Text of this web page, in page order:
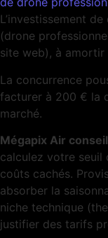
L’investissement
(drone
site web), à amortir
La concurrence
facturer à 200 € la
marché.
Mégapix Air
calculez votre seuil
coûts cachés.
absorber la
niche technique
justifier des tarifs